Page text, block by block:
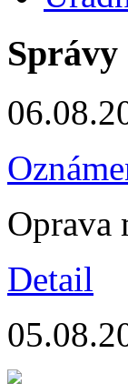
Správy
Oprava
Detail